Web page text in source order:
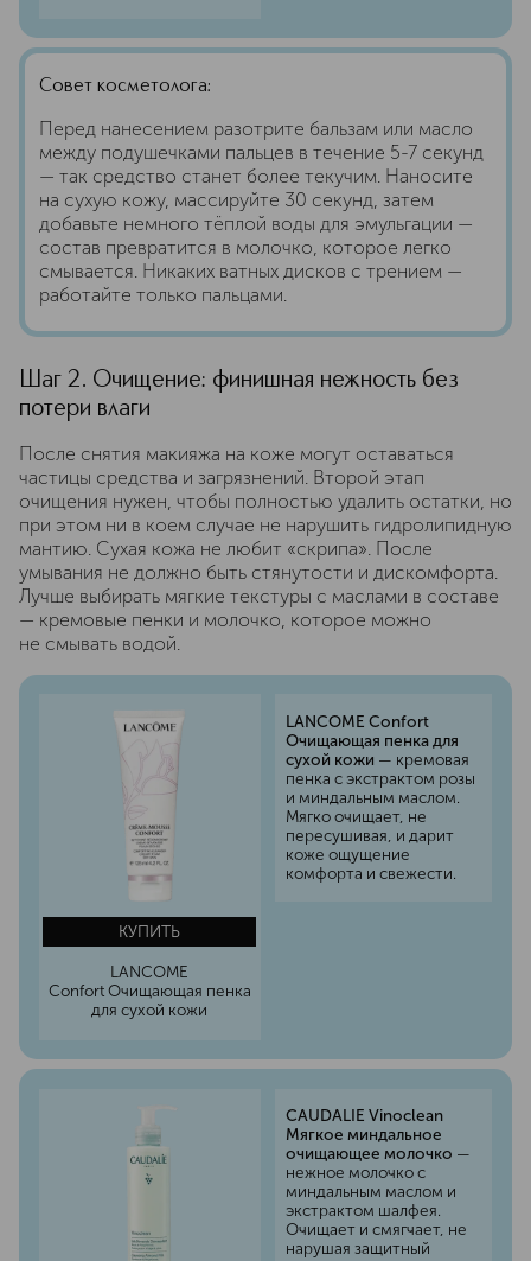
Совет косметолога:
Перед нанесением разотрите бальзам или масло
между подушечками пальцев в течение 5-7 секунд
— так средство станет более текучим. Наносите
на сухую кожу, массируйте 30 секунд, затем
добавьте немного тёплой воды для эмульгации —
состав превратится в молочко, которое легко
смывается. Никаких ватных дисков с трением —
работайте только пальцами.
Шаг 2. Очищение: финишная нежность без
потери влаги
После снятия макияжа на коже могут оставаться
частицы средства и загрязнений. Второй этап
очищения нужен, чтобы полностью удалить остатки, но
при этом ни в коем случае не нарушить гидролипидную
мантию. Сухая кожа не любит «скрипа». После
умывания не должно быть стянутости и дискомфорта.
Лучше выбирать мягкие текстуры с маслами в составе
— кремовые пенки и молочко, которое можно
не смывать водой.
КУПИТЬ
LANCOME
Confort Очищающая пенка
для сухой кожи
LANCOME Confort
Очищающая пенка для
сухой кожи — кремовая
пенка с экстрактом розы
и миндальным маслом.
Мягко очищает, не
пересушивая, и дарит
коже ощущение
комфорта и свежести.
CAUDALIE Vinoclean
Мягкое миндальное
очищающее молочко —
нежное молочко с
миндальным маслом и
экстрактом шалфея.
Очищает и смягчает, не
нарушая защитный